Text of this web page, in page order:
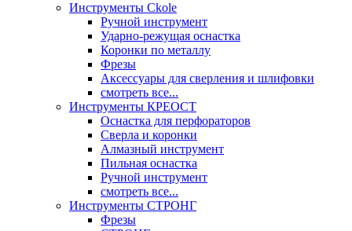
Инструменты Ckole
Ручной инструмент
Ударно‑режущая оснастка
Коронки по металлу
Фрезы
Аксессуары для сверления и шлифовки
смотреть все...
Инструменты КРЕОСТ
Оснастка для перфораторов
Сверла и коронки
Алмазный инструмент
Пильная оснастка
Ручной инструмент
смотреть все...
Инструменты СТРОНГ
Фрезы